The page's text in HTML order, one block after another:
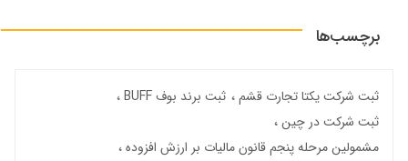
برچسب‌ها
ثبت شرکت یکتا تجارت قشم
ثبت برند بوف BUFF
ثبت شرکت در چین
مشمولین مرحله پنجم قانون مالیات بر ارزش افزوده